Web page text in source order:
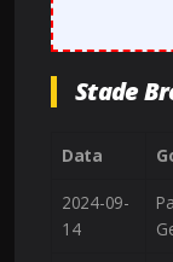
Stade
Data
2024-09-
14